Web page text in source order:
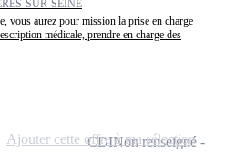
SUR-SEINE
vous aurez pour mission la prise en charge
médicale, prendre en charge des
CDINon renseigné
Ajouter cette offre à ma sélection